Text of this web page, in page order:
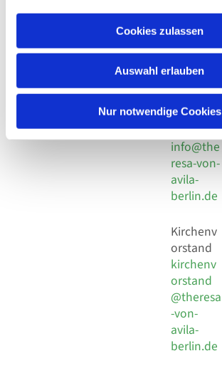
Cookies zulassen
Auswahl erlauben
Nur notwendige Cookies
Kirchengemeinde Pfarrei
Hl. Theresa von Avila Berlin
Nordost
Leitender Pfarrer - Norbert
Pomplun
13086 Berlin
Telefon
+49 30
924 64 28
30 924 54
18
E-Mail
info@the
resa-von-
avila-
berlin.de
Kirchenv
orstand
kirchenv
orstand
@theresa
-von-
avila-
berlin.de